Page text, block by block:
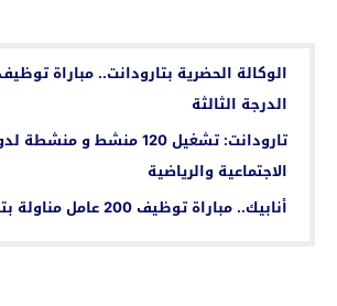
الوكالة الحضرية بتارودانت.. مباراة
الدرجة الثالثة
تارودانت: تشغيل 120 منشط و
الاجتماعية والرياضية
أنابيك.. مباراة توظيف 200 عامل مناولة بتارودانت